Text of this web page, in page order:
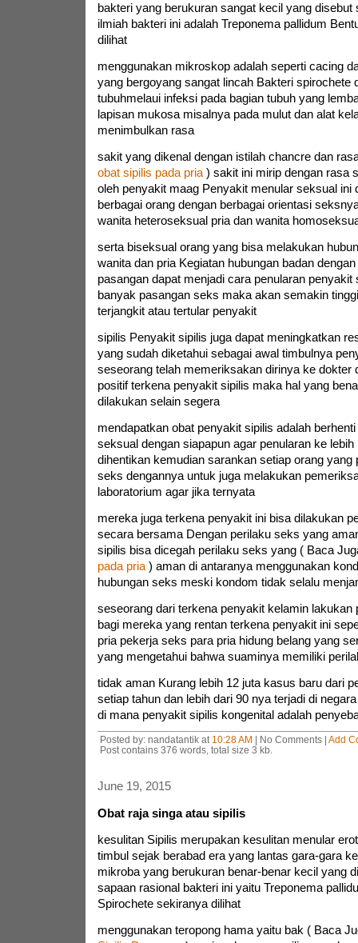
bakteri yang berukuran sangat kecil yang disebut
ilmiah bakteri ini adalah Treponema pallidum
dilihat
menggunakan mikroskop adalah seperti cacing
yang bergoyang sangat lincah Bakteri spirochete
tubuhmelaui infeksi pada bagian tubuh yang
lapisan mukosa misalnya pada mulut dan alat
menimbulkan rasa
sakit yang dikenal dengan istilah chancre dan
obat sipilis pada pria) sakit ini mirip dengan rasa
oleh penyakit maag Penyakit menular seksual ini
berbagai orang dengan berbagai orientasi
wanita heteroseksual pria dan wanita
serta biseksual orang yang bisa melakukan
wanita dan pria Kegiatan hubungan badan
pasangan dapat menjadi cara penularan penyakit
banyak pasangan seks maka akan semakin
terjangkit atau tertular penyakit
sipilis Penyakit sipilis juga dapat meningkatkan
yang sudah diketahui sebagai awal timbulnya
seseorang telah memeriksakan dirinya ke dokter
positif terkena penyakit sipilis maka hal yang
dilakukan selain segera
mendapatkan obat penyakit sipilis adalah
seksual dengan siapapun agar penularan ke
dihentikan kemudian sarankan setiap orang yang
seks dengannya untuk juga melakukan
laboratorium agar jika ternyata
mereka juga terkena penyakit ini bisa dilakukan
secara bersama Dengan perilaku seks yang
sipilis bisa dicegah perilaku seks yang ( Baca
pada pria) aman di antaranya menggunakan
hubungan seks meski kondom tidak selalu
seseorang dari terkena penyakit kelamin lakukan
bagi mereka yang rentan terkena penyakit ini
pria pekerja seks para pria hidung belang yang
yang mengetahui bahwa suaminya memiliki
tidak aman Kurang lebih 12 juta kasus baru dari
setiap tahun dan lebih dari 90 nya terjadi di
di mana penyakit sipilis kongenital adalah
Posted by: nandatantik at 10:28 AM | No Comments | Add
Post contains 376 words, total size 3 kb.
June 19, 2015
Obat raja singa atau sipilis
kesulitan Sipilis merupakan kesulitan menular
timbul sejak berabad era yang lantas gara-gara
mikroba yang berukuran benar-benar kecil yang
sapaan rasional bakteri ini yaitu Treponema
Spirochete sekiranya dilihat
menggunakan teropong hama yaitu bak ( Baca